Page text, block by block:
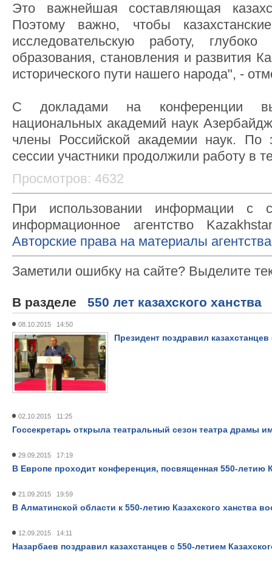
Это важнейшая составляющая
Поэтому важно, чтобы
исследовательскую работу,
образования, становления и развития
исторического пути нашего народа", -
С докладами на конференции
национальных академий наук
члены Российской академии наук. По
сессии участники продолжили работу в
Просмотров: 4632
При использовании информации с
информационное агентство
Авторские права на материалы
Заметили ошибку на сайте? Выделите
В разделе 550 лет казахского ханства
08.10.2015 14:50
Президент поздравил
02.10.2015 11:25
Госсекретарь открыла театральный сезон театра драмы
29.09.2015 17:19
В Европе проходит конференция, посвященная 550-летию
21.09.2015 19:59
В Алматинской области к 550-летию Казахского ханства
12.09.2015 14:11
Назарбаев поздравил казахстанцев с 550-летием